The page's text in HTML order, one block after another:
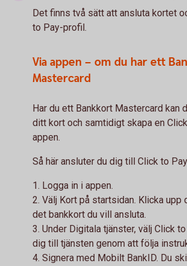
Det finns två sätt att ansluta kortet
to Pay-profil.
Via appen – om du har ett
Mastercard
Har du ett Bankkort Mastercard kan
ditt kort och samtidigt skapa en
appen.
Så här ansluter du dig till Click to
1. Logga in i appen.
2. Välj Kort på startsidan. Klicka upp
det bankkort du vill ansluta.
3. Under Digitala tjänster, välj Click
dig till tjänsten genom att följa
4. Signera med Mobilt BankID. Du